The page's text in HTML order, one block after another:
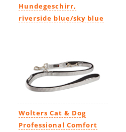
Hundegeschirr,
riverside blue/sky blue
Wolters Cat & Dog
Professional Comfort